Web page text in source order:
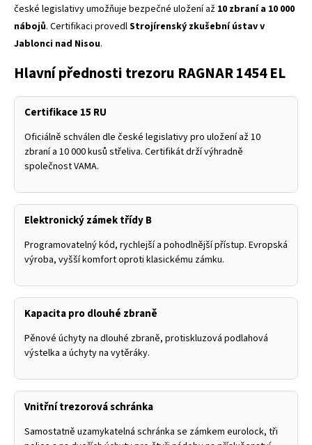
české legislativy umožňuje bezpečné uložení až 10 zbraní a 10 000
nábojů. Certifikaci provedlStrojírenský zkušební ústav v
Jablonci nad Nisou.
Hlavní přednosti trezoru RAGNAR 1454 EL
Certifikace 15 RU
Oficiálně schválen dle české legislativy pro uložení až 10
zbraní a 10 000 kusů střeliva. Certifikát drží výhradně
společnost VAMA.
Elektronický zámek třídy B
Programovatelný kód, rychlejší a pohodlnější přístup. Evropská
výroba, vyšší komfort oproti klasickému zámku.
Kapacita pro dlouhé zbraně
Pěnové úchyty na dlouhé zbraně, protiskluzová podlahová
výstelka a úchyty na vytěráky.
Vnitřní trezorová schránka
Samostatně uzamykatelná schránka se zámkem eurolock, tři